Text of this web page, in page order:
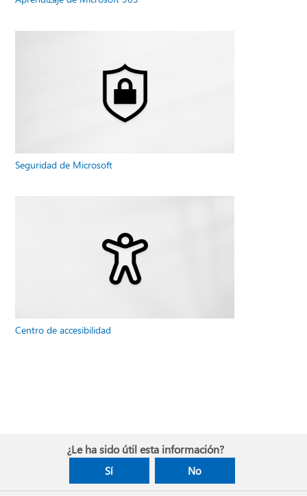
Seguridad de Microsoft
Centro de accesibilidad
¿Le ha sido útil esta información?
Sí No